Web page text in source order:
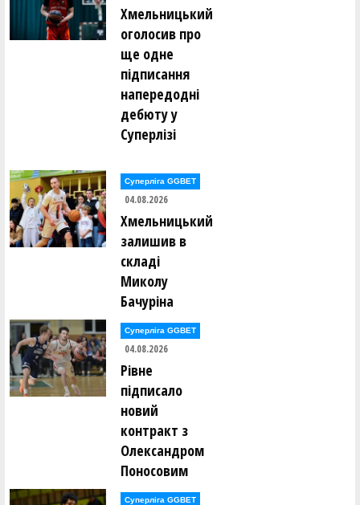
Хмельницький
оголосив про
ще одне
підписання
напередодні
дебюту у
Суперлізі
Суперліга GGBET
04.08.2026
Хмельницький
залишив в
складі
Миколу
Бачуріна
Суперліга GGBET
04.08.2026
Рівне
підписало
новий
контракт з
Олександром
Поносовим
Суперліга GGBET